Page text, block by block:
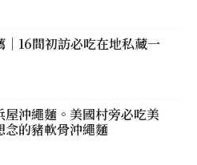
｜16間初訪必吃在地私藏一
屋沖繩麵。美國村旁必吃美
念的豬軟骨沖繩麵